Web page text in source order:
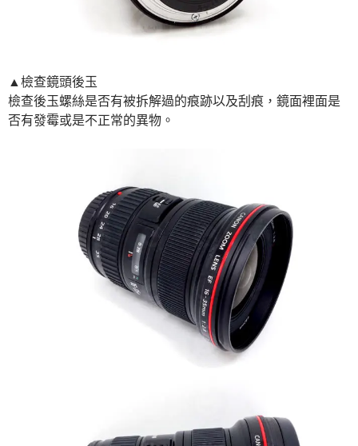
▲檢查鏡頭後玉
檢查後玉螺絲是否有被拆解過的痕跡以及刮痕，鏡面裡面是
否有發霉或是不正常的異物。